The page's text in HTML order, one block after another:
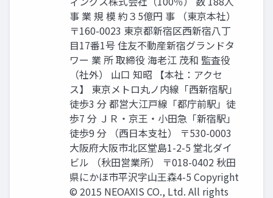
事 業 規 模 約３5億円 事 （東京本社）
〒160-0023 東京都新宿区西新宿八丁
目17番1号 住友不動産新宿グランドタ
ワー 業 所 取締役 海老江 茂和 監査役
（社外） 山口 知昭 【本社：アクセ
ス】 東京メトロ丸ノ内線「西新宿駅」
徒歩3 分 都営大江戸線「都庁前駅」徒
歩7 分 ＪＲ・京王・小田急「新宿駅」
徒歩9 分 （西日本支社） 〒530-0003
大阪府大阪市北区堂島1-2-5 堂北ダイ
ビル （秋田営業所） 〒018-0402 秋田
県にかほ市平沢字山王森4-5 Copyright
© 2015 NEOAXIS CO., Ltd. All rights